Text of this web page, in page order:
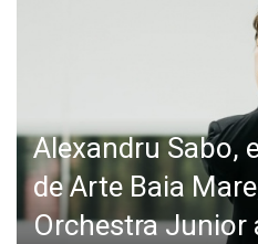
LIFE
Alexandru Sabo,
de Arte Baia
Orchestra Junior